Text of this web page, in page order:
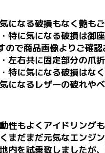
になる破損もなく艶も
特に気になる破損は御
ので商品画像よりご確認
左右共に固定部分の爪
特に気になる破損はな
になるレザーの破れや
性もよくアイドリング
まだまだ元気なエンジン
内を試乗致しましたが